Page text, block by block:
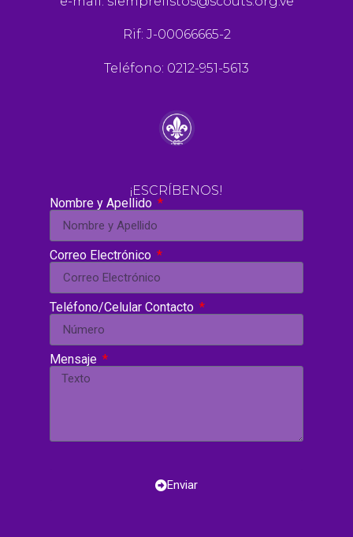
Rif: J-00066665-2
Teléfono: 0212-951-5613
¡ESCRÍBENOS!
Nombre y Apellido
Correo Electrónico
Teléfono/Celular Contacto
Mensaje
Enviar